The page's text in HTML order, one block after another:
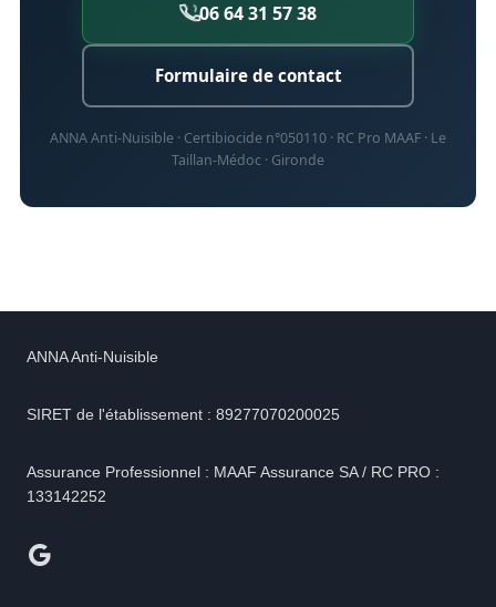
06 64 31 57 38
Formulaire de contact
ANNA Anti-Nuisible · Certibiocide n°050110 · RC Pro MAAF · Le
Taillan-Médoc · Gironde
ANNA Anti-Nuisible
SIRET de l'établissement : 89277070200025
Assurance Professionnel : MAAF Assurance SA / RC PRO :
133142252
Google